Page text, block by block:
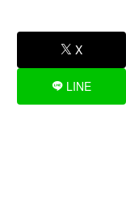
X
LINE